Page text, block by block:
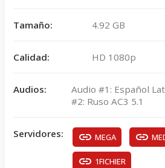
Tamaño: 4.92 GB
Calidad: HD 1080p
Audios:
Audio #1: Español
#2: Ruso AC3 5.1
Servidores: MEGA
1FICHIER